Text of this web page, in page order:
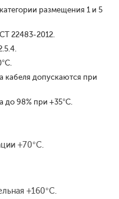
размещения 1 и 5
22483-2012.
кабеля допускаются при
до 98% при +35°С.
+70°С.
+160°С.